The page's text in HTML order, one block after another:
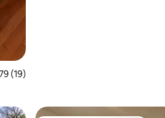
moyenne sur la base de 19
(19)